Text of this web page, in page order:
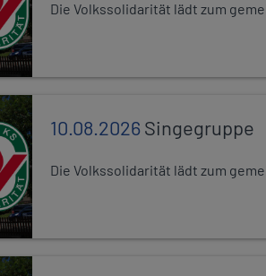
Die Volkssolidarität lädt zum
10.08.2026Singegruppe
Die Volkssolidarität lädt zum